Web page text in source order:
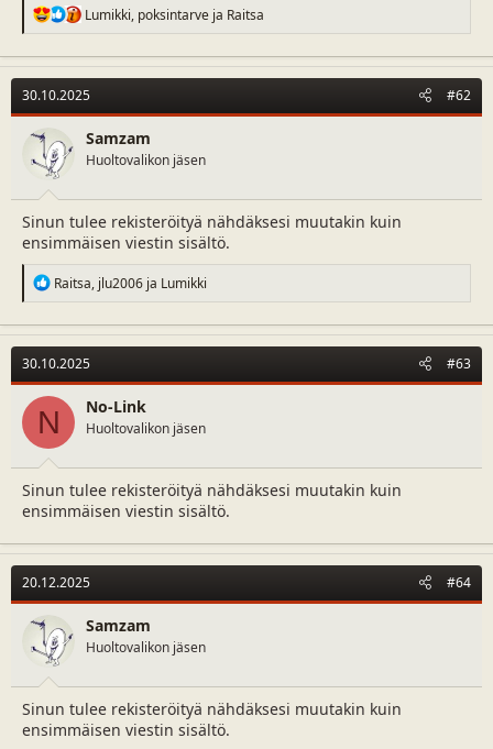
R
e
c
t
i
o
n
s
Lumikki, poksintarve ja Raitsa
30.10.2025 #62
Samzam
Huoltovalikon jäsen
Sinun tulee rekisteröityä nähdäksesi muutakin kuin
ensimmäisen viestin sisältö.
R
e
c
t
i
o
n
:
Raitsa, jlu2006 ja Lumikki
30.10.2025 #63
N No-Link
Huoltovalikon jäsen
Sinun tulee rekisteröityä nähdäksesi muutakin kuin
ensimmäisen viestin sisältö.
20.12.2025 #64
Samzam
Huoltovalikon jäsen
Sinun tulee rekisteröityä nähdäksesi muutakin kuin
ensimmäisen viestin sisältö.